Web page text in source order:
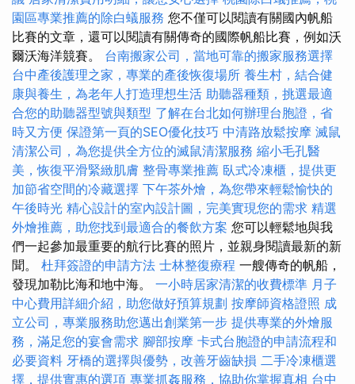
園區專業推薦的除白蟻服務 您不僅可以閱讀有關國內帆船
比賽的文章，還可以閱讀有關傳奇的國際帆船比賽，例如沃
爾沃海洋競賽。 台南搬家公司，當地可靠的搬家服務選擇
台中產後護理之家，專業的產後恢復場所 養生村，結合健
康與養生，為老年人打造理想生活 助聽器種類，挑選最適
合您的助聽器型號與類型 了解在台北如何辦理台胞證，省
時又方便 保證第一頁的SEO優化技巧 中清路放鬆按摩 滅鼠
清潔公司，為您提供全方位的滅鼠清潔服務 縮小毛孔醫
美，恢復平滑緊緻肌膚 整骨專業推薦 臥式冷凍櫃，提供更
加節省空間的冷藏選擇 下午茶外燴，為您帶來輕鬆愉快的
午後時光 精心設計的室內設計圖，完美實現您的需求 精選
外燴推薦，助您找到最適合的餐飲方案 您可以輕鬆地與我
們一起參加最重要的航行比賽的照片，並親身閱讀最新的新
聞。 杜拜簽證的申請方法 士林整復療程 一艘傳奇的帆船，
發現加勒比海和地中海。 一小時居家清潔的收費標準 月子
中心費用詳細介紹，助您做好預算規劃 按摩師資格證照 成
立公司，專業服務助您邁出創業第一步 提供專業的外燴服
務，滿足您的宴會需求 腳部按摩 卡式台胞證的申請流程和
必要資料 牙橋的選擇與優勢，改善牙齒缺損 二手冷凍櫃選
擇，提供實惠的選項 專業抓姦服務，協助你掌握真相 台中